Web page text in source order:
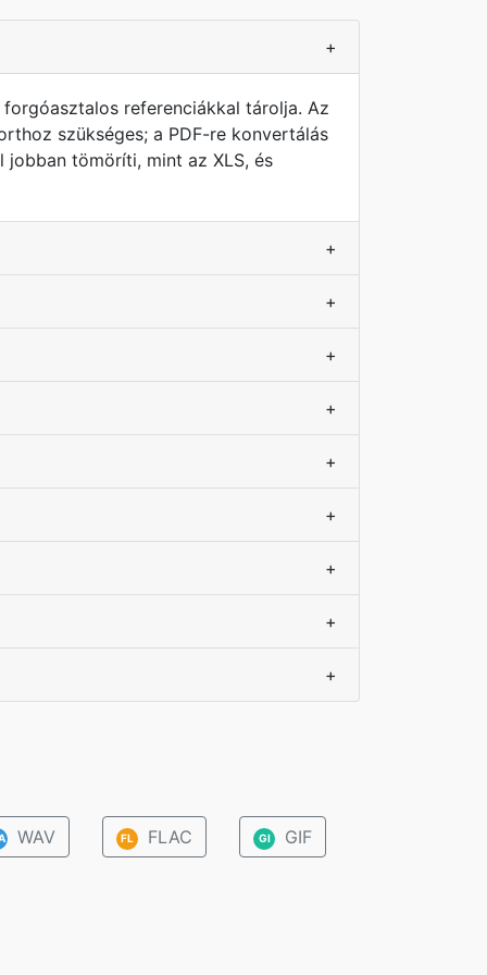
+
referenciákkal tárolja. Az
szükséges; a PDF-re konvertálás
tömöríti, mint az XLS, és
+
+
+
+
+
+
+
+
+
WAV FL FLAC GI GIF